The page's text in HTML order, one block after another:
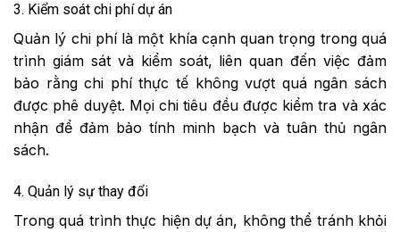
3. Kiểm soát chi phí dự án
Quản lý chi phí là một khía cạnh quan trọng trong quá
trình giám sát và kiểm soát, liên quan đến việc đảm
bảo rằng chi phí thực tế không vượt quá ngân sách
được phê duyệt. Mọi chi tiêu đều được kiểm tra và xác
nhận để đảm bảo tính minh bạch và tuân thủ ngân
sách.
4. Quản lý sự thay đổi
Trong quá trình thực hiện dự án, không thể tránh khỏi